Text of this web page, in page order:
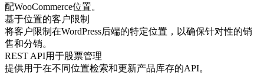
配WooCommerce位置。
基于位置的客户限制
将客户限制在WordPress后端的特定位置，以确保针对性的销
售和分销。
REST API用于股票管理
提供用于在不同位置检索和更新产品库存的API。